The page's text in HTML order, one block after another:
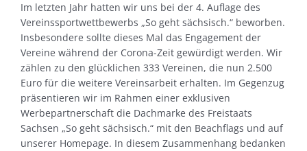
Im letzten Jahr hatten wir uns bei der 4. Auflage des
Vereinssportwettbewerbs „So geht sächsisch.“ beworben.
Insbesondere sollte dieses Mal das Engagement der
Vereine während der Corona-Zeit gewürdigt werden. Wir
zählen zu den glücklichen 333 Vereinen, die nun 2.500
Euro für die weitere Vereinsarbeit erhalten. Im Gegenzug
präsentieren wir im Rahmen einer exklusiven
Werbepartnerschaft die Dachmarke des Freistaats
Sachsen „So geht sächsisch.“ mit den Beachflags und auf
unserer Homepage. In diesem Zusammenhang bedanken